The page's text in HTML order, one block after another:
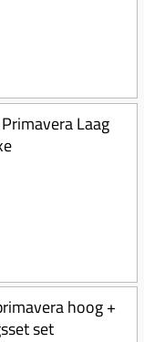
Laag
hoog +
set